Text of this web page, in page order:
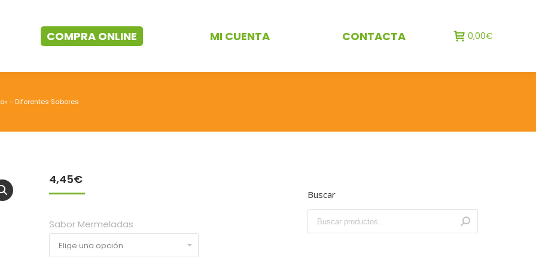
COMPRA ONLINE MI CUENTA CONTACTA 0,00€
– Diferentes Sabores
4,45€
Sabor Mermeladas
Buscar